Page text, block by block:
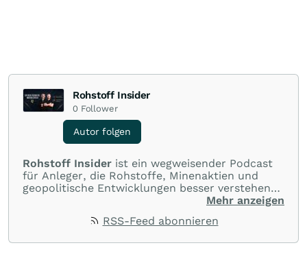
Rohstoff Insider
0 Follower
Autor folgen
Rohstoff Insider ist ein wegweisender Podcast
für Anleger, die Rohstoffe, Minenaktien und
geopolitische Entwicklungen besser verstehen
wollen. Im Mittelpunkt stehen fundierte
Industriemetallen, kritischen Rohstoffen und
Mehr anzeigen
RSS-Feed abonnieren